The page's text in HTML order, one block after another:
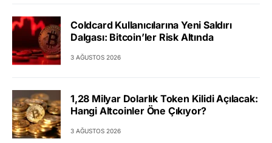
Coldcard Kullanıcılarına Yeni Saldırı
Dalgası: Bitcoin’ler Risk Altında
3 AĞUSTOS 2026
1,28 Milyar Dolarlık Token Kilidi Açılacak:
Hangi Altcoinler Öne Çıkıyor?
3 AĞUSTOS 2026